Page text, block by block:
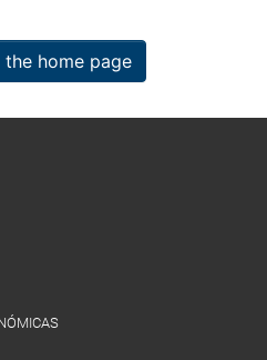
home page